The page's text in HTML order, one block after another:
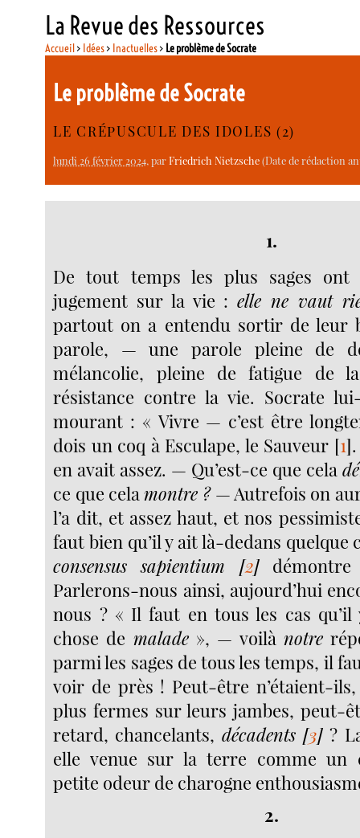
La Revue des Ressources
Accueil> Idées> Inactuelles> Le problème de Socrate
Le problème de Socrate
LE CRÉPUSCULE DES IDOLES (2)
lundi 26 février 2024, parFriedrich Nietzsche(Date de rédaction
1.
De tout temps les plus sages
jugement sur la vie :elle ne vaut
partout on a entendu sortir de leur
parole, — une parole pleine de
mélancolie, pleine de fatigue de
résistance contre la vie. Socrate
mourant : « Vivre — c’est être
dois un coq à Esculape, le Sauveur [1]
en avait assez. — Qu’est-ce que cela
ce que celamontre ?— Autrefois on
l’a dit, et assez haut, et nos
faut bien qu’il y ait là-dedans quelque
consensus sapientium [2]
Parlerons-nous ainsi, aujourd’hui
nous ? « Il faut en tous les cas
chose de malade», — voilà notre
parmi les sages de tous les temps, il
voir de près ! Peut-être n’étaient-
plus fermes sur leurs jambes, peut-
retard, chancelants, décadents[3] ?
elle venue sur la terre comme un
petite odeur de charogne
2.